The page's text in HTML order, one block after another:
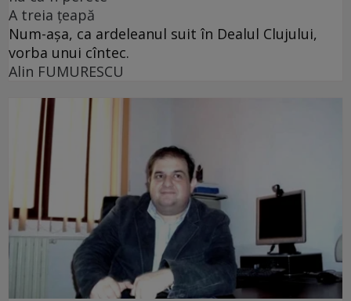
A treia țeapă
Num-așa, ca ardeleanul suit în Dealul Clujului,
vorba unui cîntec.
Alin FUMURESCU